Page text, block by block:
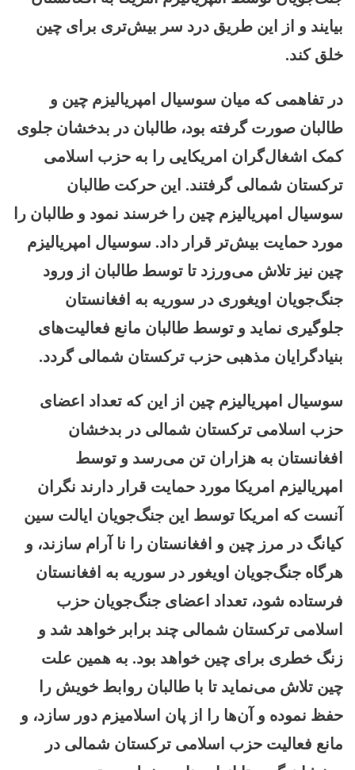
بیایند و از این طریق درد سر بیش‌تری برای چین
خلق کند.
در تفاهمی که میان سوسیال امپریالیزم چین و
طالبان صورت گرفته بود، طالبان در بدخشان جلوی
کمک اشغال‌گران امریکایی را به حزب اسلامی
ترکستان شمالی گرفتند. این حرکت طالبان
سوسیال امپریالیزم چین را خرسند نمود و طالبان را
مورد حمایت بیش‌تر قرار داد. سوسیال امپریالیزم
چین نیز تلاش می‌ورزد تا توسط طالبان از ورود
جنگ‌جویان اویغوری در سوریه به افغانستان
جلوگیری نماید و توسط طالبان مانع فعالیت‌های
بنیادگرایان مذهبی حزب ترکستان شمالی گردد.
سوسیال امپریالیزم چین از این که تعداد اعضای
حزب اسلامی ترکستان شمالی در بدخشان
افغانستان به هزاران تن می‌رسد و توسط
امپریالیزم امریکا مورد حمایت قرار دارند نگران
آنست که امریکا توسط این جنگ‌جویان ایالت سین
کیانگ در مرز چین و افغانستان را نا آرام سازند، و
هرگاه جنگ‌جویان اویغور در سوریه به افغانستان
فرستاده شود، تعداد اعضای جنگ‌جویان حزب
اسلامی ترکستان شمالی چند برابر خواهد شد و
زنگ خطری برای چین خواهد بود. به همین علت
چین تلاش می‌نماید تا با طالبان روابط خویش را
حفظ نموده و آن‌ها را از پان اسلامیزم دور سازد، و
مانع فعالیت حزب اسلامی ترکستان شمالی در